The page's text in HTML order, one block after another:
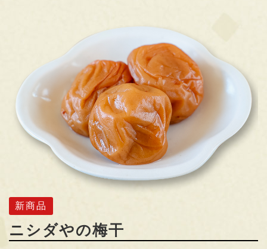
新商品
ニシダやの梅干